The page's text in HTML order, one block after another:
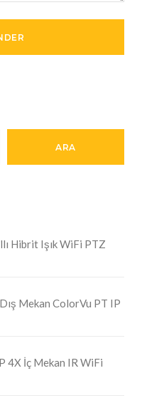
ARA
Hibrit Işık WiFi PTZ
Mekan ColorVu PT IP
4X İç Mekan IR WiFi